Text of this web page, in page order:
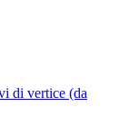
di vertice (da